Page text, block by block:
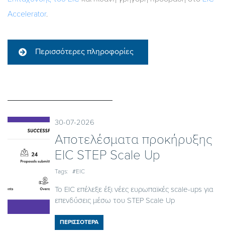
Accelerator.
Περισσότερες πληροφορίες
30-07-2026
Αποτελέσματα προκήρυξης
EIC STEP Scale Up
Tags: #EIC
Το EIC επέλεξε έξι νέες ευρωπαϊκές scale-ups για
επενδύσεις μέσω του STEP Scale Up
ΠΕΡΙΣΣΟΤΕΡΑ